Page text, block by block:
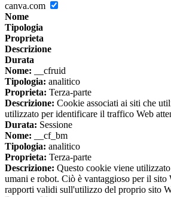
canva.com
Nome
Tipologia
Proprieta
Descrizione
Durata
Nome: __cfruid
Tipologia: analitico
Proprieta: Terza-parte
Descrizione: Cookie associati ai siti che
utilizzato per identificare il traffico Web
Durata: Sessione
Nome: __cf_bm
Tipologia: analitico
Proprieta: Terza-parte
Descrizione: Questo cookie viene
umani e robot. Ciò è vantaggioso per il sito
rapporti validi sull'utilizzo del proprio sito